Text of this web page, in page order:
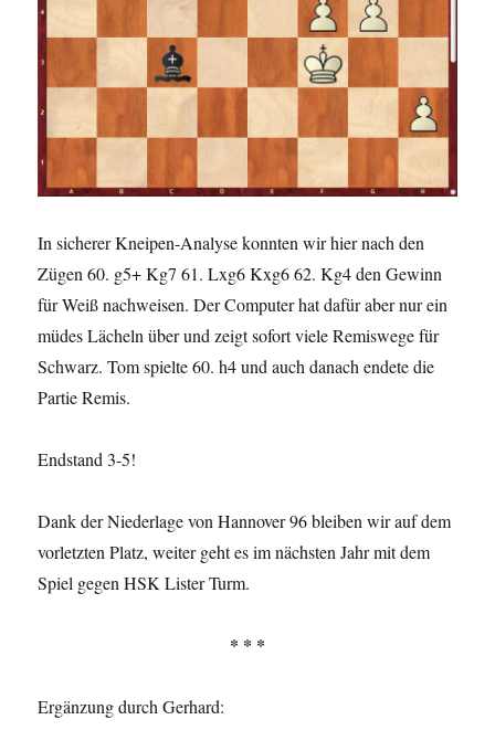
In sicherer Kneipen-Analyse konnten wir hier nach den
Zügen 60. g5+ Kg7 61. Lxg6 Kxg6 62. Kg4 den Gewinn
für Weiß nachweisen. Der Computer hat dafür aber nur ein
müdes Lächeln über und zeigt sofort viele Remiswege für
Schwarz. Tom spielte 60. h4 und auch danach endete die
Partie Remis.
Endstand 3-5!
Dank der Niederlage von Hannover 96 bleiben wir auf dem
vorletzten Platz, weiter geht es im nächsten Jahr mit dem
Spiel gegen HSK Lister Turm.
* * *
Ergänzung durch Gerhard: